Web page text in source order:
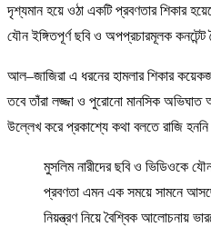
দৃশ্যমান হয়ে ওঠা একটি প্রবণতার শিকার
যৌন ইঙ্গিতপূর্ণ ছবি ও অপপ্রচারমূলক কনটেন্ট
আল–জাজিরা এ ধরনের হামলার শিকার
তবে তাঁরা লজ্জা ও পুরোনো মানসিক
উল্লেখ করে প্রকাশ্যে কথা বলতে রাজি
মুসলিম নারীদের ছবি ও ভিডিওকে
প্রবণতা এমন এক সময়ে সামনে
নিয়ন্ত্রণ নিয়ে বৈশ্বিক আলোচনায়